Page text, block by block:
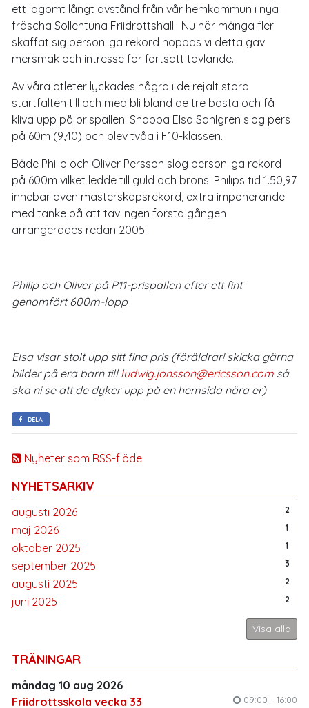
Nyheter som RSS-flöde
NYHETSARKIV
augusti 2026 2
maj 2026 1
oktober 2025 1
september 2025 3
augusti 2025 2
juni 2025 2
Visa alla
TRÄNINGAR
måndag 10 aug 2026
Friidrottsskola vecka 33
09:00 - 16:00
ett lagomt långt avstånd från vår hemkommun i nya
fräscha Sollentuna Friidrottshall. Nu när många fler
skaffat sig personliga rekord hoppas vi detta gav
mersmak och intresse för fortsatt tävlande.
Av våra atleter lyckades några i de rejält stora
startfälten till och med bli bland de tre bästa och få
kliva upp på prispallen. Snabba Elsa Sahlgren slog pers
på 60m (9,40) och blev tvåa i F10-klassen.
Både Philip och Oliver Persson slog personliga rekord
på 600m vilket ledde till guld och brons. Philips tid 1.50,97
innebar även mästerskapsrekord, extra imponerande
med tanke på att tävlingen första gången
arrangerades redan 2005.
Philip och Oliver på P11-prispallen efter ett fint
genomfört 600m-lopp
Elsa visar stolt upp sitt fina pris (föräldrar! skicka gärna
bilder på era barn till ludwig.jonsson@ericsson.com så
ska ni se att de dyker upp på en hemsida nära er)
DELA